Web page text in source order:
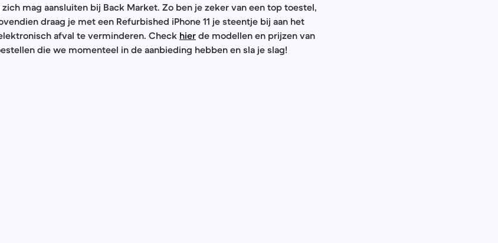
mag aansluiten bij Back Market. Zo ben je zeker van een top toestel,
draag je met een Refurbished iPhone 11 je steentje bij aan het
afval te verminderen. Check hier de modellen en prijzen van
die we momenteel in de aanbieding hebben en sla je slag!